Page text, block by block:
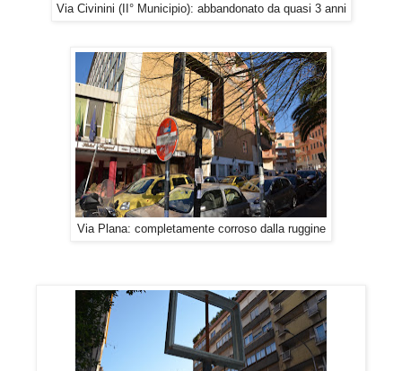
Via Civinini (II° Municipio): abbandonato da quasi 3 anni
Via Plana: completamente corroso dalla ruggine